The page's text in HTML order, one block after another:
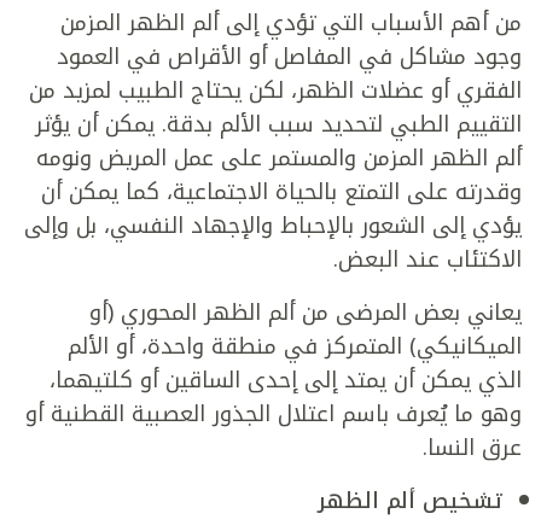
من أهم الأسباب التي تؤدي إلى ألم الظهر المزمن
وجود مشاكل في المفاصل أو الأقراص في العمود
الفقري أو عضلات الظهر، لكن يحتاج الطبيب لمزيد من
التقييم الطبي لتحديد سبب الألم بدقة. يمكن أن يؤثر
ألم الظهر المزمن والمستمر على عمل المريض ونومه
وقدرته على التمتع بالحياة الاجتماعية، كما يمكن أن
يؤدي إلى الشعور بالإحباط والإجهاد النفسي، بل وإلى
الاكتئاب عند البعض.
يعاني بعض المرضى من ألم الظهر المحوري (أو
الميكانيكي) المتمركز في منطقة واحدة، أو الألم
الذي يمكن أن يمتد إلى إحدى الساقين أو كلتيهما،
وهو ما يُعرف باسم اعتلال الجذور العصبية القطنية أو
عرق النسا.
تشخيص ألم الظهر